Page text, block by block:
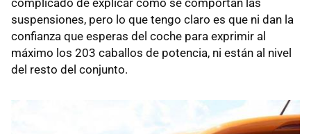
suspensiones, pero lo que tengo claro es que ni dan la
confianza que esperas del coche para exprimir al
máximo los 203 caballos de potencia, ni están al nivel
del resto del conjunto.